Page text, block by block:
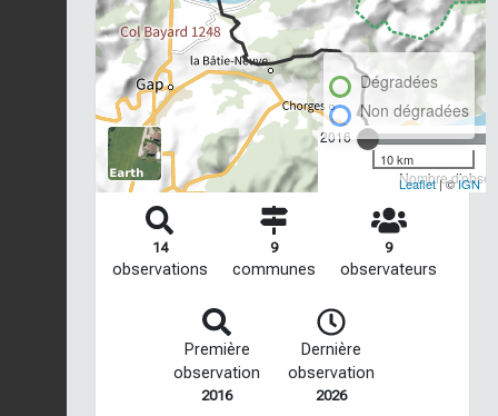
2016
Nombre
Dégradées
Non dégradées
10 km
Leaflet| ©IGN
14
observations
9
communes
9
observateurs
Première
observation
2016
Dernière
observation
2026